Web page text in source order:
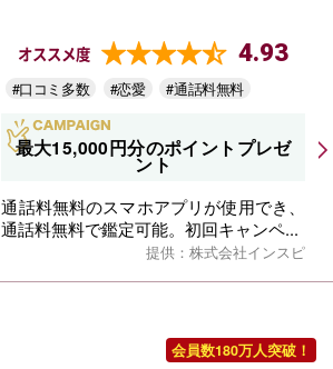
オススメ度 4.93
#口コミ多数 #恋愛 #通話料無料
最大15,000円分のポイントプレゼ
ント
通話料無料のスマホアプリが使用でき、
通話料無料で鑑定可能。初回キャンペ...
提供：株式会社インスピ
会員数180万人突破！